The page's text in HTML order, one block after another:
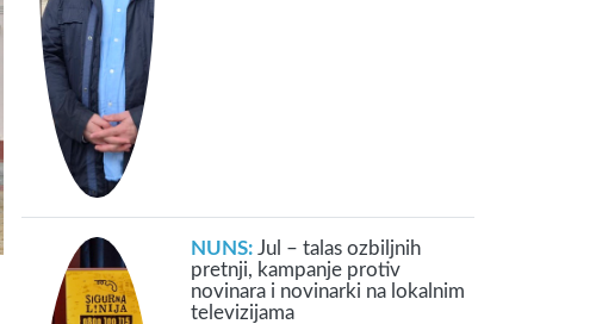
NUNS: Jul – talas ozbiljnih
pretnji, kampanje protiv
novinara i novinarki na lokalnim
televizijama